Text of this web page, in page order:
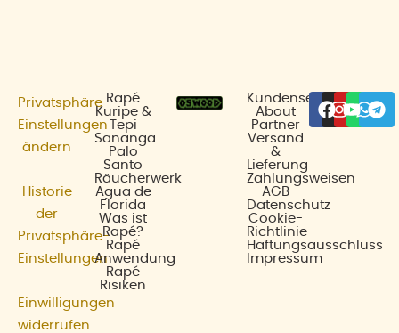
Privatsphäre-
Einstellungen
ändern
Historie
der
Privatsphäre-
Einstellungen
Einwilligungen
widerrufen
Rapé
Kuripe &
Tepi
Sananga
Palo
Santo
Räucherwerk
Agua de
Florida
Was ist
Rapé?
Rapé
Anwendung
Rapé
Risiken
Kundenservice
About
Partner
Versand
&
Lieferung
Zahlungsweisen
AGB
Datenschutz
Cookie-
Richtlinie
Haftungsausschluss
Impressum